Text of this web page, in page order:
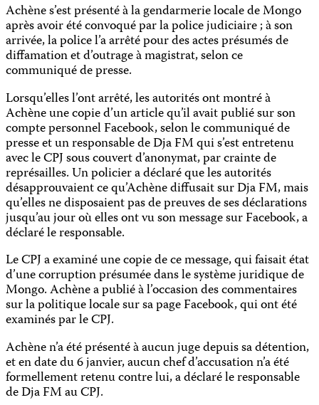
Achène s’est présenté à la gendarmerie locale de Mongo
après avoir été convoqué par la police judiciaire ; à son
arrivée, la police l’a arrêté pour des actes présumés de
diffamation et d’outrage à magistrat, selon ce
communiqué de presse.
Lorsqu’elles l’ont arrêté, les autorités ont montré à
Achène une copie d’un article qu’il avait publié sur son
compte personnel Facebook, selon le communiqué de
presse et un responsable de Dja FM qui s’est entretenu
avec le CPJ sous couvert d’anonymat, par crainte de
représailles. Un policier a déclaré que les autorités
désapprouvaient ce qu’Achène diffusait sur Dja FM, mais
qu’elles ne disposaient pas de preuves de ses déclarations
jusqu’au jour où elles ont vu son message sur Facebook, a
déclaré le responsable.
Le CPJ a examiné une copie de ce message, qui faisait état
d’une corruption présumée dans le système juridique de
Mongo. Achène a publié à l’occasion des commentaires
sur la politique locale sur sa page Facebook, qui ont été
examinés par le CPJ.
Achène n’a été présenté à aucun juge depuis sa détention,
et en date du 6 janvier, aucun chef d’accusation n’a été
formellement retenu contre lui, a déclaré le responsable
de Dja FM au CPJ.